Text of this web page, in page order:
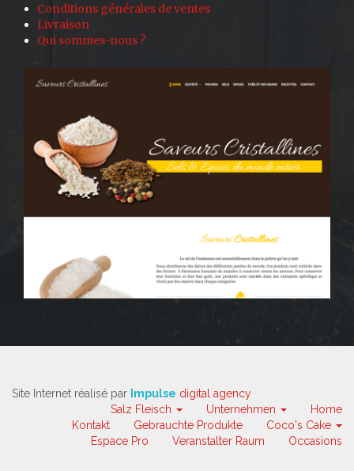
Conditions générales de ventes
Livraison
Qui sommes-nous ?
Site Internet réalisé par Impulse digital agency
Home
Unternehmen
Salz Fleisch
Coco's Cake
Gebrauchte Produkte
Kontakt
Occasions
Veranstalter Raum
Espace Pro